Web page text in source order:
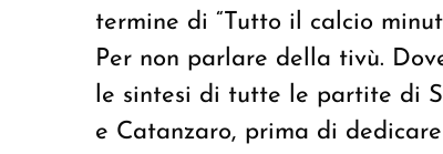
termine di “Tutto il calcio
Per non parlare della tivù.
le sintesi di tutte le partite di
e Catanzaro, prima di